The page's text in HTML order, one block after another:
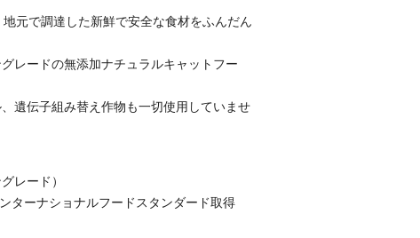
元で調達した新鮮で安全な食材をふんだん
レードの無添加ナチュラルキャットフー
遺伝子組み替え作物も一切使用していませ
レード）
ターナショナルフードスタンダード取得